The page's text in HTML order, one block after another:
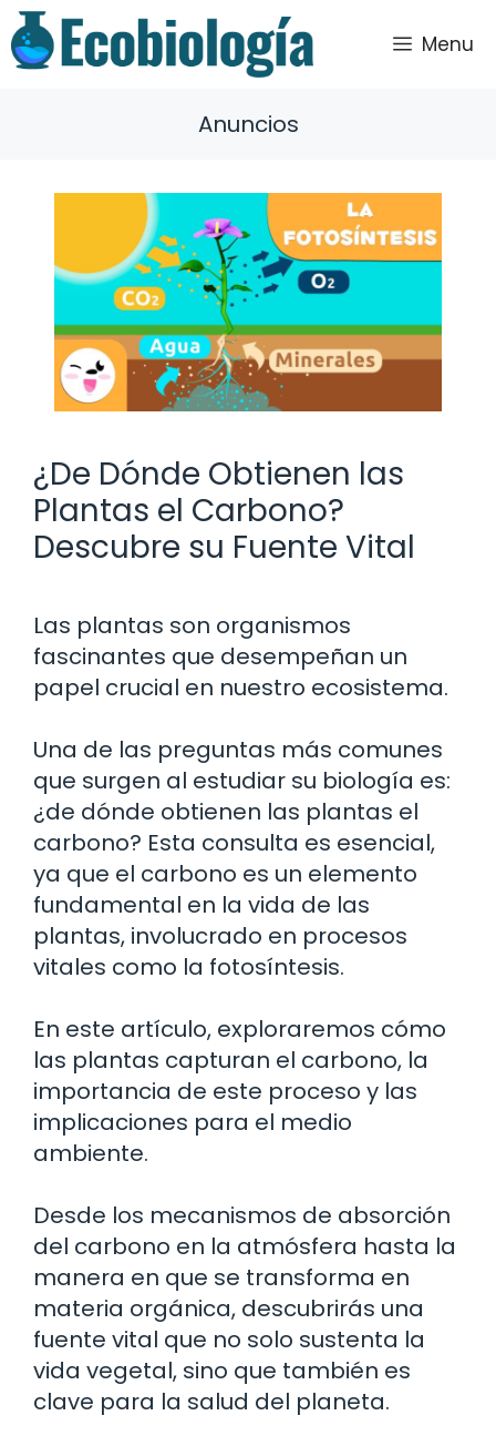
Saltar
al
contenido
Menu
Anuncios
¿De Dónde Obtienen las
Plantas el Carbono?
Descubre su Fuente Vital
Las plantas son organismos
fascinantes que desempeñan un
papel crucial en nuestro ecosistema.
Una de las preguntas más comunes
que surgen al estudiar su biología es:
¿de dónde obtienen las plantas el
carbono? Esta consulta es esencial,
ya que el carbono es un elemento
fundamental en la vida de las
plantas, involucrado en procesos
vitales como la fotosíntesis.
En este artículo, exploraremos cómo
las plantas capturan el carbono, la
importancia de este proceso y las
implicaciones para el medio
ambiente.
Desde los mecanismos de absorción
del carbono en la atmósfera hasta la
manera en que se transforma en
materia orgánica, descubrirás una
fuente vital que no solo sustenta la
vida vegetal, sino que también es
clave para la salud del planeta.